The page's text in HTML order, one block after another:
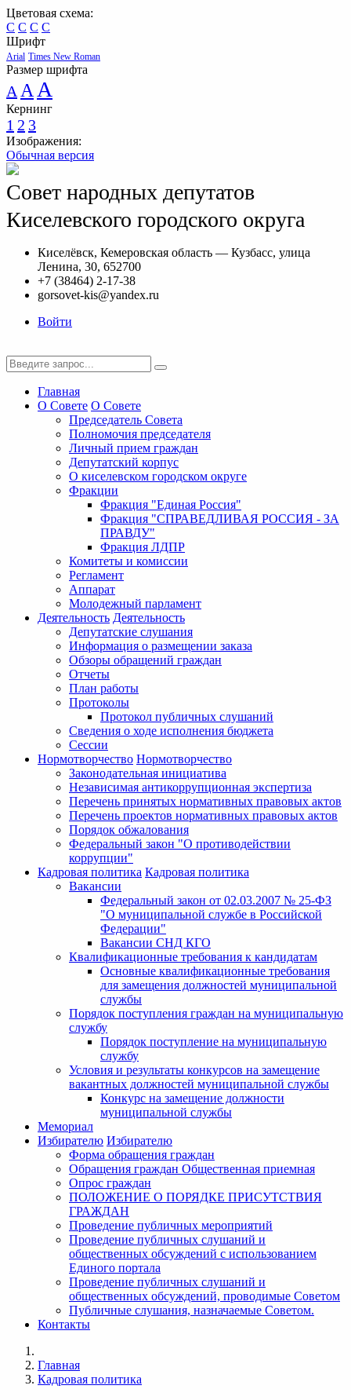
Цветовая схема:
C C C C
Шрифт
Arial Times New Roman
Размер шрифта
A A A
Кернинг
1 2 3
Изображения:
Обычная версия
Совет народных депутатов
Киселевского городского округа
Киселёвск, Кемеровская область — Кузбасс, улица
Ленина, 30, 652700
+7 (38464) 2-17-38
gorsovet-kis@yandex.ru
Войти
Главная
О Совете О Совете
Председатель Совета
Полномочия председателя
Личный прием граждан
Депутатский корпус
О киселевском городском округе
Фракции
Фракция "Единая Россия"
Фракция "СПРАВЕДЛИВАЯ РОССИЯ - ЗА
ПРАВДУ"
Фракция ЛДПР
Комитеты и комиссии
Регламент
Аппарат
Молодежный парламент
Деятельность Деятельность
Депутатские слушания
Информация о размещении заказа
Обзоры обращений граждан
Отчеты
План работы
Протоколы
Протокол публичных слушаний
Сведения о ходе исполнения бюджета
Сессии
Нормотворчество Нормотворчество
Законодательная инициатива
Независимая антикоррупционная экспертиза
Перечень принятых нормативных правовых актов
Перечень проектов нормативных правовых актов
Порядок обжалования
Федеральный закон "О противодействии
коррупции"
Кадровая политика Кадровая политика
Вакансии
Федеральный закон от 02.03.2007 № 25-ФЗ
"О муниципальной службе в Российской
Федерации"
Вакансии СНД КГО
Квалификационные требования к кандидатам
Основные квалификационные требования
для замещения должностей муниципальной
службы
Порядок поступления граждан на муниципальную
службу
Порядок поступление на муниципальную
службу
Условия и результаты конкурсов на замещение
вакантных должностей муниципальной службы
Конкурс на замещение должности
муниципальной службы
Мемориал
Избирателю Избирателю
Форма обращения граждан
Обращения граждан Общественная приемная
Опрос граждан
ПОЛОЖЕНИЕ О ПОРЯДКЕ ПРИСУТСТВИЯ
ГРАЖДАН
Проведение публичных мероприятий
Проведение публичных слушаний и
общественных обсуждений с использованием
Единого портала
Проведение публичных слушаний и
общественных обсуждений, проводимые Советом
Публичные слушания, назначаемые Советом.
Контакты
Главная
Кадровая политика